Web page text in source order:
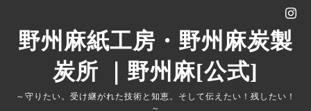
野州麻紙工房・野州麻炭製
炭所 ｜野州麻[公式]
～守りたい。受け継がれた技術と知恵。そして伝えたい！残したい！
～